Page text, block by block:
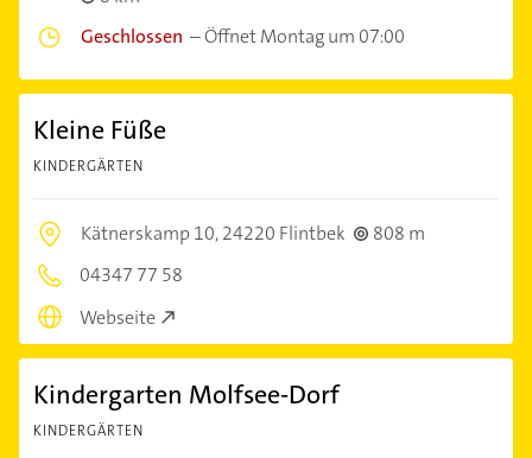
Geschlossen –Öffnet Montag um 07:00
Kleine Füße
KINDERGÄRTEN
Kätnerskamp 10,24220 Flintbek
808 m
04347 77 58
Webseite
Kindergarten Molfsee-Dorf
KINDERGÄRTEN